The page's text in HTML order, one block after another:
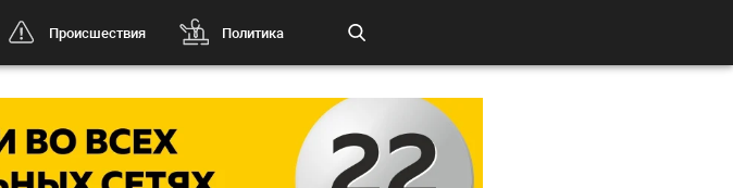
Происшествия Политика